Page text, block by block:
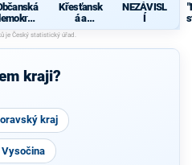
strana
Křesťansk
á a
demokrati
cká unie -
Českoslov
NEZÁVISL
Í
kraji?
kraj
Vysočina